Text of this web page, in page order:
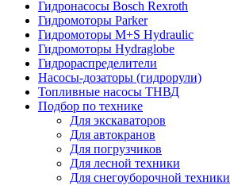
Гидронасосы Bosch Rexroth
Гидромоторы Parker
Гидромоторы M+S Hydraulic
Гидромоторы Hydraglobe
Гидрораспределители
Насосы-дозаторы (гидрорули)
Топливные насосы ТНВД
Подбор по технике
Для экскаваторов
Для автокранов
Для погрузчиков
Для лесной техники
Для снегоуборочной техники